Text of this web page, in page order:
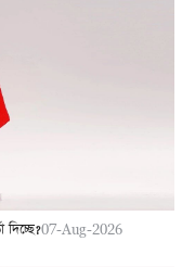
দিচ্ছে?07-Aug-2026